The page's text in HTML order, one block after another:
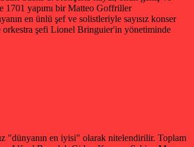
1701 yapımı bir Matteo Goffriller
en ünlü şef ve solistleriyle sayısız konser
orkestra şefi Lionel Bringuier'in yönetiminde
"dünyanın en iyisi" olarak nitelendirilir. Toplam